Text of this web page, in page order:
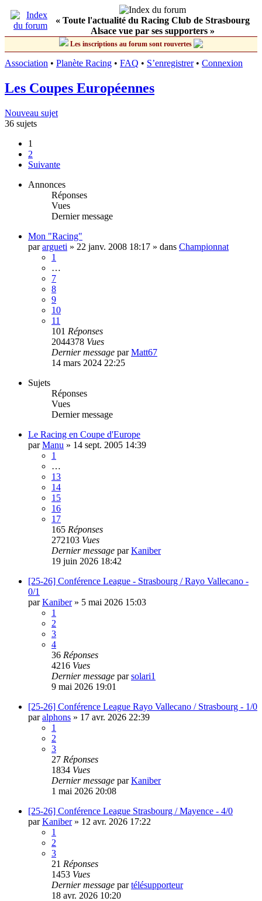
« Toute l'actualité du Racing Club de Strasbourg
Alsace vue par ses supporters »
Les inscriptions au forum sont rouvertes
Association • Planète Racing • FAQ • S’enregistrer• Connexion
Les Coupes Européennes
Nouveau sujet
36 sujets
1
2
Suivante
Annonces
Réponses
Vues
Dernier message
Mon "Racing"
parargueti » 22 janv. 2008 18:17 » dans Championnat
1
…
7
8
9
10
11
101 Réponses
2044378 Vues
Dernier message parMatt67
14 mars 2024 22:25
Sujets
Réponses
Vues
Dernier message
Le Racing en Coupe d'Europe
parManu » 14 sept. 2005 14:39
1
…
13
14
15
16
17
165 Réponses
272103 Vues
Dernier message parKaniber
19 juin 2026 18:42
[25-26] Conférence League - Strasbourg / Rayo Vallecano -
0/1
parKaniber» 5 mai 2026 15:03
1
2
3
4
36 Réponses
4216 Vues
Dernier message parsolari1
9 mai 2026 19:01
[25-26] Conférence League Rayo Vallecano / Strasbourg - 1/0
paralphons » 17 avr. 2026 22:39
1
2
3
27 Réponses
1834 Vues
Dernier message parKaniber
1 mai 2026 20:08
[25-26] Conférence League Strasbourg / Mayence - 4/0
parKaniber» 12 avr. 2026 17:22
1
2
3
21 Réponses
1453 Vues
Dernier message partélésupporteur
18 avr. 2026 10:20